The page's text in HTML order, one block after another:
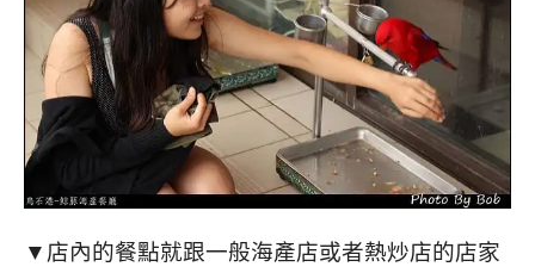
▼店內的餐點就跟一般海產店或者熱炒店的店家